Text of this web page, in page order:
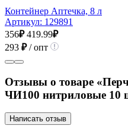
Контейнер Аптечка, 8 л
Артикул: 129891
356₽ 419.99₽
293 ₽/ опт
Отзывы о товаре
ЧИ100 нитриловые 10
Написать отзыв